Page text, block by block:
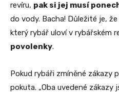
revíru, pak si jej musí
do vody. Bacha! Důležité je,
který rybář uloví v rybářském
povolenky.
Pokud rybáři zmíněné zákazy
pokuta. „Oba uvedené